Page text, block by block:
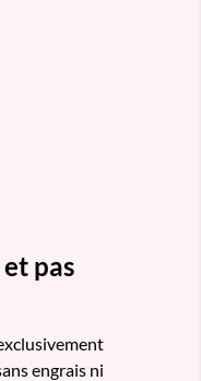
pas
engrais ni